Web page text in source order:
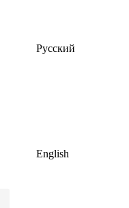
Русский
English